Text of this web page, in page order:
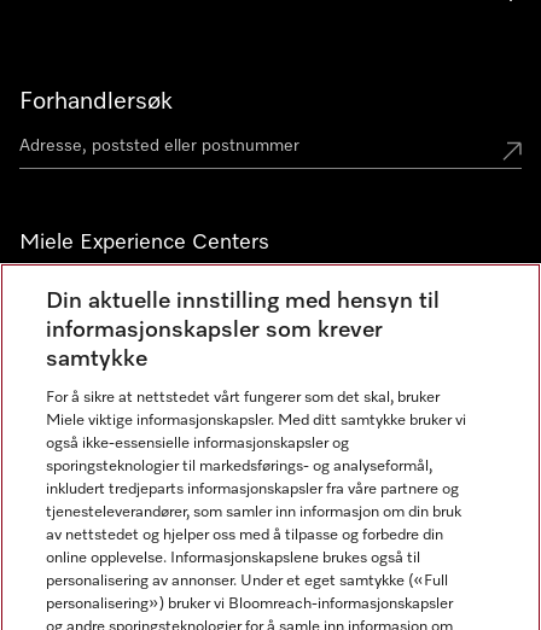
Forhandlersøk
Miele Experience Centers
Miele Experience Center Nesbru
Miele Outlet Nesbru
Nyhetsbrev
Din aktuelle innstilling med hensyn til
informasjonskapsler som krever
samtykke
For å sikre at nettstedet vårt fungerer som det skal, bruker
Miele viktige informasjonskapsler. Med ditt samtykke bruker vi
også ikke-essensielle informasjonskapsler og
sporingsteknologier til markedsførings- og analyseformål,
inkludert tredjeparts informasjonskapsler fra våre partnere og
tjenesteleverandører, som samler inn informasjon om din bruk
av nettstedet og hjelper oss med å tilpasse og forbedre din
online opplevelse. Informasjonskapslene brukes også til
personalisering av annonser. Under et eget samtykke («Full
personalisering») bruker vi Bloomreach-informasjonskapsler